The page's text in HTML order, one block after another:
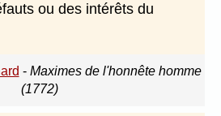
ou des intérêts du
- Maximes de l'honnête homme
(1772)